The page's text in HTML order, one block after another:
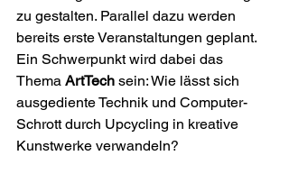
zu gestalten. Parallel dazu werden
bereits erste Veranstaltungen geplant.
Ein Schwerpunkt wird dabei das
Thema ArtTech sein: Wie lässt sich
ausgediente Technik und Computer-
Schrott durch Upcycling in kreative
Kunstwerke verwandeln?